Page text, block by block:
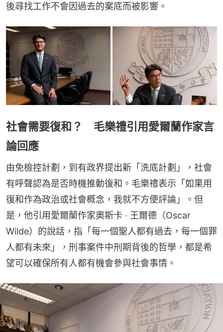
後尋找工作不會因過去的案底而被影響。
社會需要復和？ 毛樂禮引用愛爾蘭作家言
論回應
由免檢控計劃，到有政界提出新「洗底計劃」，社會
有呼聲認為是否時機推動復和。毛樂禮表示「如果用
復和作為政治或社會概念，我就不方便評論」。但
是，他引用愛爾蘭作家奧斯卡 ‧ 王爾德（Oscar
Wilde）的說話，指「每一個聖人都有過去，每一個罪
人都有未來」，刑事案件中刑期背後的哲學，都是希
望可以確保所有人都有機會參與社會事情。